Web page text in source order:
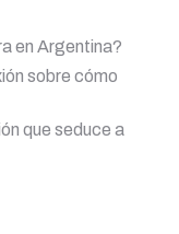
en Argentina?
sobre cómo
que seduce a